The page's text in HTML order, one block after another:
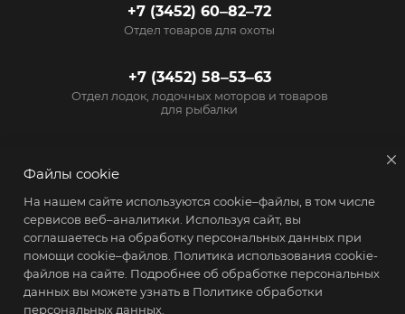
+7 (3452) 60‒82‒72
Отдел товаров для охоты
+7 (3452) 58‒53‒63
Отдел лодок, лодочных моторов и товаров
для рыбалки
г. Тюмень, проезд
Геологоразведчиков, 15
Файлы cookie
На нашем сайте используются cookie–файлы, в том числе
сервисов веб–аналитики. Используя сайт, вы
соглашаетесь на обработку персональных данных при
помощи cookie–файлов. Политика использования cookie-
файлов на сайте . Подробнее об обработке персональных
данных вы можете узнать в Политике обработки
персональных данных.